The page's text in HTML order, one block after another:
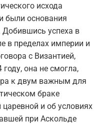
исхода
были основания
Добившись успеха в
в пределах империи и
с Византией,
она не смогла,
к двум важным для
браке
и об условиях
при Аскольде